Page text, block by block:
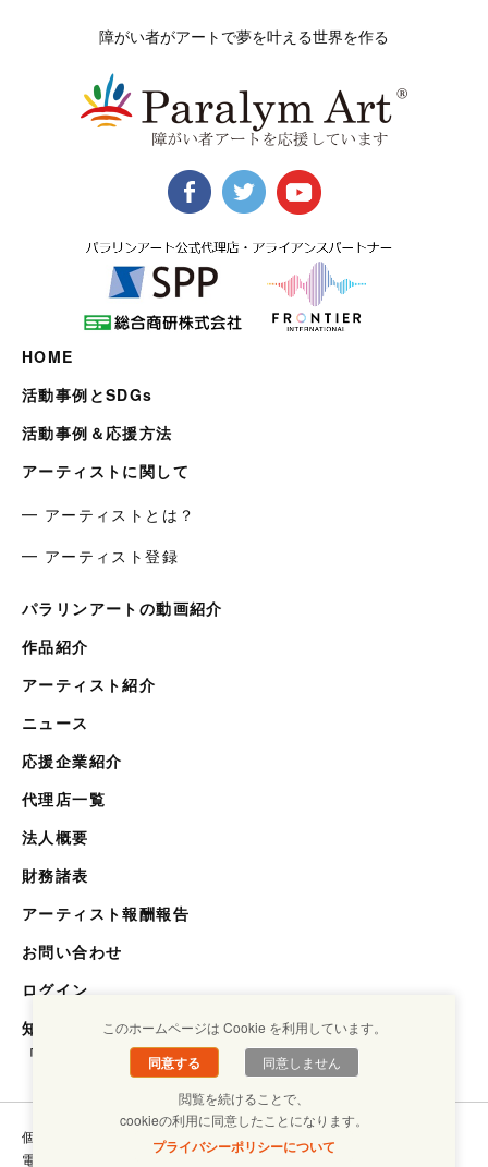
障がい者がアートで夢を叶える世界を作る
HOME
活動事例とSDGs
活動事例＆応援方法
アーティストに関して
━ アーティストとは？
━ アーティスト登録
パラリンアートの動画紹介
作品紹介
アーティスト紹介
ニュース
応援企業紹介
代理店一覧
法人概要
財務諸表
アーティスト報酬報告
お問い合わせ
ログイン
知らない世界を知るメディア
「キクエスト」
個人情報保護方針
コンプライアンスについて
電子ブックラボ
このホームページは Cookie を利用しています。
同意する
同意しません
閲覧を続けることで、
cookieの利用に同意したことになります。
プライバシーポリシーについて